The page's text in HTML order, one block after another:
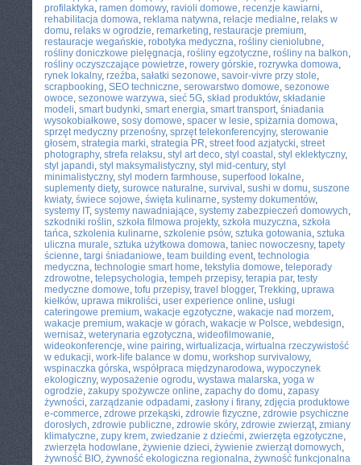
profilaktyka, ramen domowy, ravioli domowe, recenzje kawiarni,
rehabilitacja domowa, reklama natywna, relacje medialne, relaks w
domu, relaks w ogrodzie, remarketing, restauracje premium,
restauracje wegańskie, robotyka medyczna, rośliny cieniolubne,
rośliny doniczkowe pielęgnacja, rośliny egzotyczne, rośliny na balkon,
rośliny oczyszczające powietrze, rowery górskie, rozrywka domowa,
rynek lokalny, rzeźba, sałatki sezonowe, savoir-vivre przy stole,
scrapbooking, SEO techniczne, serowarstwo domowe, sezonowe
owoce, sezonowe warzywa, sieć 5G, skład produktów, składanie
modeli, smart budynki, smart energia, smart transport, śniadania
wysokobiałkowe, sosy domowe, spacer w lesie, spiżarnia domowa,
sprzęt medyczny przenośny, sprzęt telekonferencyjny, sterowanie
głosem, strategia marki, strategia PR, street food azjatycki, street
photography, strefa relaksu, styl art deco, styl coastal , styl eklektyczny,
styl japandi, styl maksymalistyczny, styl mid-century, styl
minimalistyczny, styl modern farmhouse, superfood lokalne,
suplementy diety, surowce naturalne, survival , sushi w domu, suszone
kwiaty, świece sojowe, święta kulinarne, systemy dokumentów,
systemy IT, systemy nawadniające, systemy zabezpieczeń domowych,
szkodniki roślin, szkoła filmowa projekty, szkoła muzyczna, szkoła
tańca, szkolenia kulinarne, szkolenie psów, sztuka gotowania, sztuka
uliczna murale, sztuka użytkowa domowa, taniec nowoczesny, tapety
ścienne, targi śniadaniowe, team building event, technologia
medyczna, technologie smart home, tekstylia domowe, teleporady
zdrowotne, telepsychologia, tempeh przepisy, terapia par, testy
medyczne domowe, tofu przepisy, travel blogger, Trekking, uprawa
kiełków, uprawa mikroliści, user experience online, usługi
cateringowe premium, wakacje egzotyczne, wakacje nad morzem,
wakacje premium, wakacje w górach, wakacje w Polsce, webdesign,
wernisaż, weterynaria egzotyczna, wideofilmowanie,
wideokonferencje, wine pairing, wirtualizacja, wirtualna rzeczywistość
w edukacji, work-life balance w domu, workshop survivalowy,
wspinaczka górska, współpraca międzynarodowa, wypoczynek
ekologiczny, wyposażenie ogrodu, wystawa malarska, yoga w
ogrodzie, zakupy spożywcze online, zapachy do domu, zapasy
żywności, zarządzanie odpadami, zasłony i firany, zdjęcia produktowe
e-commerce, zdrowe przekąski, zdrowie fizyczne, zdrowie psychiczne
dorosłych, zdrowie publiczne, zdrowie skóry, zdrowie zwierząt, zmiany
klimatyczne, zupy krem, zwiedzanie z dziećmi, zwierzęta egzotyczne,
zwierzęta hodowlane, żywienie dzieci, żywienie zwierząt domowych,
żywność BIO, żywność ekologiczna regionalna, żywność funkcjonalna